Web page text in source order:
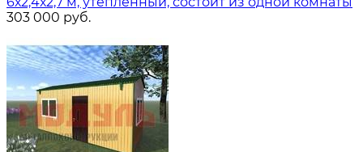
303 000 руб.